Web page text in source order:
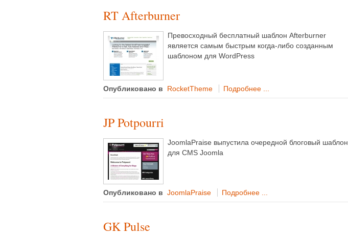
RT Afterburner
Превосходный бесплатный шаблон Afterburner
является самым быстрым когда-либо созданным
шаблоном для WordPress
Опубликовано в RocketTheme Подробнее ...
JP Potpourri
JoomlaPraise выпустила очередной блоговый шаблон
для CMS Joomla
Опубликовано в JoomlaPraise Подробнее ...
GK Pulse